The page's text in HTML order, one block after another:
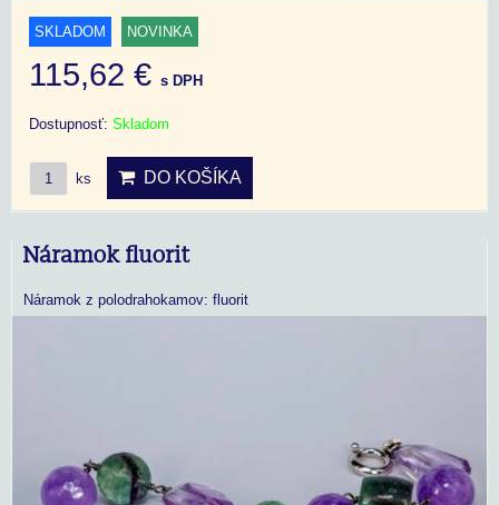
SKLADOM NOVINKA
115,62 € s DPH
Dostupnosť: Skladom
ks DO KOŠÍKA
Náramok fluorit
Náramok z polodrahokamov: fluorit